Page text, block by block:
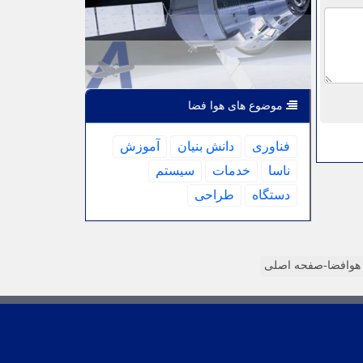
موضوع های هوا فضا
فناوری دانش بنیان
آموزش
ناسا
خدمات
سیستم
دستگاه
طراحی
هوافضا-صفحه اصلی